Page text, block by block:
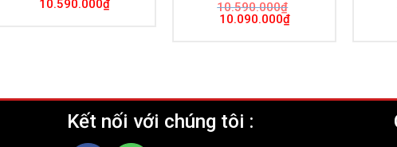
10.590.000₫
hiện
10.590.000₫
Giá
10.090.000₫Giá
hiện
Kết nối với chúng tôi :